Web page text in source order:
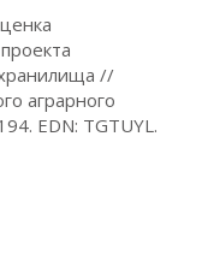
//
аграрного
EDN: TGTUYL.